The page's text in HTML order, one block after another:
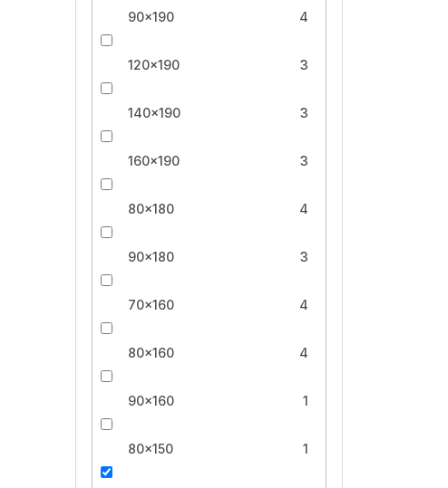
90x190 4
120x190 3
140x190 3
160x190 3
80x180 4
90x180 3
70x160 4
80x160 4
90x160 1
80x150 1